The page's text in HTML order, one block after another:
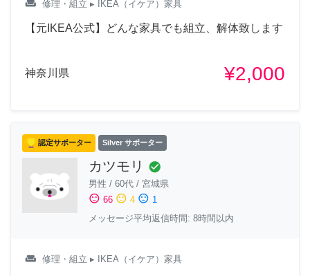
weekend 修理・組立 ▸ IKEA（イケア）家具
【元IKEA公式】どんな家具でも組立、解体致します
神奈川県 ¥2,000
認定サポーター Silver サポーター
カツモリ check_circle
男性 / 60代 / 宮城県
sentiment_satisfied 66 sentiment_neutral 4 sentiment_dissatisfied 1
メッセージ平均返信時間: 8時間以内
weekend 修理・組立 ▸ IKEA（イケア）家具